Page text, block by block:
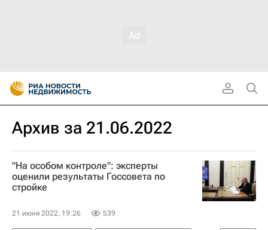
Архив за 21.06.2022
"На особом контроле": эксперты
оценили результаты Госсовета по
стройке
21 июня 2022, 19:26 539